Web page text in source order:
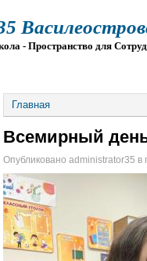
Пространство для
Главная
Всемирный
Опубликовано administrator35 в